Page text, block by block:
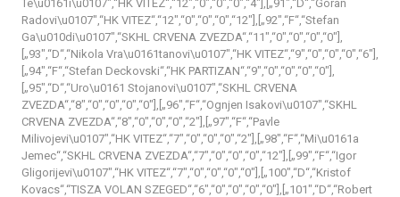
Te\u0161i\u0107″,“HK VITEZ“,“12″,“0″,“0″,“0″,“4″],[„91″,“D“,“Goran
Radovi\u0107″,“HK VITEZ“,“12″,“0″,“0″,“0″,“12″],[„92″,“F“,“Stefan
Ga\u010di\u0107″,“SKHL CRVENA ZVEZDA“,“11″,“0″,“0″,“0″,“0″],
[„93″,“D“,“Nikola Vra\u0161tanovi\u0107″,“HK VITEZ“,“9″,“0″,“0″,“0″,“6″],
[„94″,“F“,“Stefan Deckovski“,“HK PARTIZAN“,“9″,“0″,“0″,“0″,“0″],
[„95″,“D“,“Uro\u0161 Stojanovi\u0107″,“SKHL CRVENA
ZVEZDA“,“8″,“0″,“0″,“0″,“0″],[„96″,“F“,“Ognjen Isakovi\u0107″,“SKHL
CRVENA ZVEZDA“,“8″,“0″,“0″,“0″,“2″],[„97″,“F“,“Pavle
Milivojevi\u0107″,“HK VITEZ“,“7″,“0″,“0″,“0″,“2″],[„98″,“F“,“Mi\u0161a
Jemec“,“SKHL CRVENA ZVEZDA“,“7″,“0″,“0″,“0″,“12″],[„99″,“F“,“Igor
Gligorijevi\u0107″,“HK VITEZ“,“7″,“0″,“0″,“0″,“0″],[„100″,“D“,“Kristof
Kovacs“,“TISZA VOLAN SZEGED“,“6″,“0″,“0″,“0″,“0″],[„101″,“D“,“Robert